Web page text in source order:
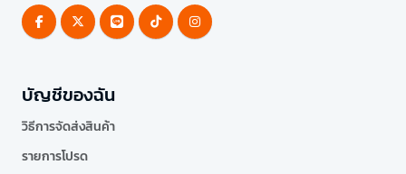
บัญชีของฉัน
วิธีการจัดส่งสินค้า
รายการโปรด